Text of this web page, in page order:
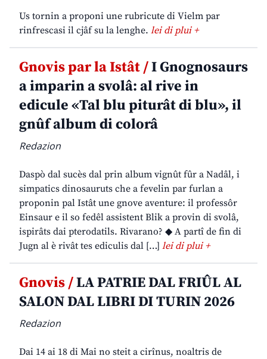
Us tornin a proponi une rubricute di Vielm par
rinfrescasi il cjâf su la lenghe. lei di plui +
Gnovis par la Istât /I Gnognosaurs
a imparin a svolâ: al rive in
edicule «Tal blu piturât di blu», il
gnûf album di colorâ
Redazion
Daspò dal sucès dal prin album vignût fûr a Nadâl, i
simpatics dinosauruts che a fevelin par furlan a
proponin pal Istât une gnove aventure: il professôr
Einsaur e il so fedêl assistent Blik a provin di svolâ,
ispirâts dai pterodatils. Rivarano? ◆ A partî de fin di
Jugn al è rivât tes ediculis dal […] lei di plui +
Gnovis /LA PATRIE DAL FRIÛL AL
SALON DAL LIBRI DI TURIN 2026
Redazion
Dai 14 ai 18 di Mai no steit a cirînus, noaltris de